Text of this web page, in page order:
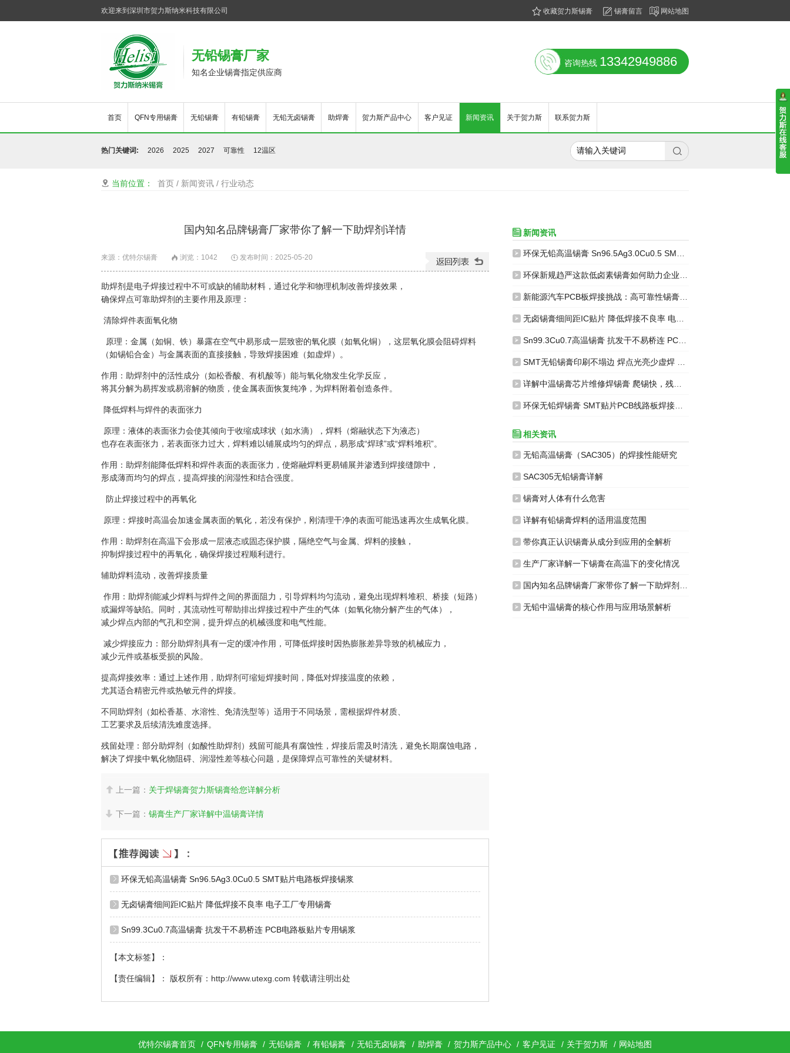
欢迎来到深圳市贺力斯纳米科技有限公司 收藏贺力斯锡膏 锡膏留言 网站地图
无铅锡膏厂家
知名企业锡膏指定供应商
咨询热线 13342949886
首页 QFN专用锡膏 无铅锡膏 有铅锡膏 无铅无卤锡膏 助焊膏 贺力斯产品中心 客户见证 新闻资讯 关于贺力斯 联系贺力斯
热门关键词: 2026 2025 2027 可靠性 12温区 
 当前位置： 首页 / 新闻资讯 /行业动态
国内知名品牌锡膏厂家带你了解一下助焊剂详情
来源：优特尔锡膏  浏览： 1042  发布时间：2025-05-20
助焊剂是电子焊接过程中不可或缺的辅助材料，通过化学和物理机制改善焊接效果，
确保焊点可靠助焊剂的主要作用及原理：
清除焊件表面氧化物
原理：金属（如铜、铁）暴露在空气中易形成一层致密的氧化膜（如氧化铜），这层氧化膜会阻碍焊料
（如锡铅合金）与金属表面的直接接触，导致焊接困难（如虚焊）。
作用：助焊剂中的活性成分（如松香酸、有机酸等）能与氧化物发生化学反应，
将其分解为易挥发或易溶解的物质，使金属表面恢复纯净，为焊料附着创造条件。
降低焊料与焊件的表面张力
原理：液体的表面张力会使其倾向于收缩成球状（如水滴），焊料（熔融状态下为液态）
也存在表面张力，若表面张力过大，焊料难以铺展成均匀的焊点，易形成“焊球”或“焊料堆积”。
作用：助焊剂能降低焊料和焊件表面的表面张力，使熔融焊料更易铺展并渗透到焊接缝隙中，
形成薄而均匀的焊点，提高焊接的润湿性和结合强度。
防止焊接过程中的再氧化
原理：焊接时高温会加速金属表面的氧化，若没有保护，刚清理干净的表面可能迅速再次生成氧化膜。
作用：助焊剂在高温下会形成一层液态或固态保护膜，隔绝空气与金属、焊料的接触，
抑制焊接过程中的再氧化，确保焊接过程顺利进行。
辅助焊料流动，改善焊接质量
作用：助焊剂能减少焊料与焊件之间的界面阻力，引导焊料均匀流动，避免出现焊料堆积、桥接（短路）
或漏焊等缺陷。同时，其流动性可帮助排出焊接过程中产生的气体（如氧化物分解产生的气体），
减少焊点内部的气孔和空洞，提升焊点的机械强度和电气性能。
减少焊接应力：部分助焊剂具有一定的缓冲作用，可降低焊接时因热膨胀差异导致的机械应力，
减少元件或基板受损的风险。
提高焊接效率：通过上述作用，助焊剂可缩短焊接时间，降低对焊接温度的依赖，
尤其适合精密元件或热敏元件的焊接。
不同助焊剂（如松香基、水溶性、免清洗型等）适用于不同场景，需根据焊件材质、
工艺要求及后续清洗难度选择。
残留处理：部分助焊剂（如酸性助焊剂）残留可能具有腐蚀性，焊接后需及时清洗，避免长期腐蚀电路，
解决了焊接中氧化物阻碍、润湿性差等核心问题，是保障焊点可靠性的关键材料。
 上一篇： 关于焊锡膏​贺力斯锡膏给您详解分析
 下一篇： 锡膏生产厂家详解中温锡膏详情
环保无铅高温锡膏 Sn96.5Ag3.0Cu0.5 SMT贴片电路板焊接锡浆
无卤锡膏细间距IC贴片 降低焊接不良率 电子工厂专用锡膏
Sn99.3Cu0.7高温锡膏 抗发干不易桥连 PCB电路板贴片专用锡浆
【本文标签】：
【责任编辑】： 版权所有：http://www.utexg.com 转载请注明出处
新闻资讯
 环保无铅高温锡膏 Sn96.5Ag3.0Cu0.5 SMT贴片电路板焊接锡浆
 环保新规趋严这款低卤素锡膏如何助力企业合规生产
 新能源汽车PCB板焊接挑战：高可靠性锡膏怎么选
 无卤锡膏细间距IC贴片 降低焊接不良率 电子工厂专用锡膏
 Sn99.3Cu0.7高温锡膏 抗发干不易桥连 PCB电路板贴片专用锡浆
 SMT无铅锡膏印刷不塌边 焊点光亮少虚焊 免清洗焊锡膏
 详解中温锡膏芯片维修焊锡膏 爬锡快，残留少
 环保无铅焊锡膏 SMT贴片PCB线路板焊接锡浆家用维修
相关资讯
 无铅高温锡膏（SAC305）的焊接性能研究
 SAC305无铅锡膏详解
 锡膏对人体有什么危害
 详解有铅锡膏焊料的适用温度范围
 带你真正认识锡膏从成分到应用的全解析
 生产厂家详解一下锡膏在高温下的变化情况
 国内知名品牌锡膏厂家带你了解一下助焊剂详情
 无铅中温锡膏的核心作用与应用场景解析
优特尔锡膏首页 / QFN专用锡膏 / 无铅锡膏 / 有铅锡膏 / 无铅无卤锡膏 / 助焊膏 / 贺力斯产品中心 / 客户见证 / 关于贺力斯 / 网站地图